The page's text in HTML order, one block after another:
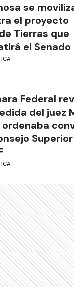
se
el proyecto
Tierras que
el Senado
Federal
del juez